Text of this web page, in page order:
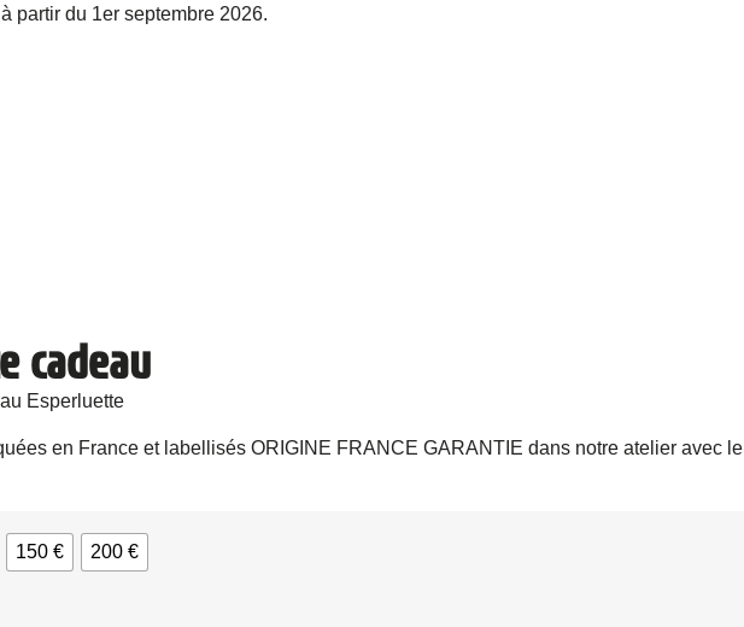
partir du 1er septembre 2026.
cadeau
Esperluette
en France et labellisés ORIGINE FRANCE GARANTIE dans notre atelier avec le
150 € 200 €